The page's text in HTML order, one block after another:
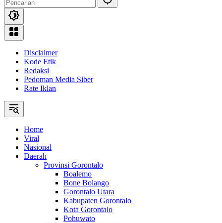
Disclaimer
Kode Etik
Redaksi
Pedoman Media Siber
Rate Iklan
Home
Viral
Nasional
Daerah
Provinsi Gorontalo
Boalemo
Bone Bolango
Gorontalo Utara
Kabupaten Gorontalo
Kota Gorontalo
Pohuwato